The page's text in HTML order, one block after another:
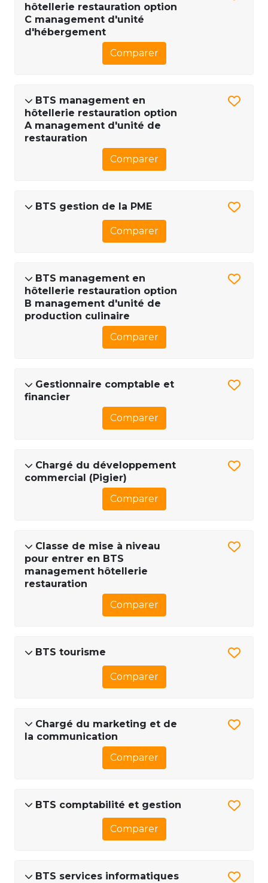
hôtellerie restauration option
C management d'unité
d'hébergement
Comparer
BTS management en
hôtellerie restauration option
A management d'unité de
restauration
Comparer
BTS gestion de la PME
Comparer
BTS management en
hôtellerie restauration option
B management d'unité de
production culinaire
Comparer
Gestionnaire comptable et
financier
Comparer
Chargé du développement
commercial (Pigier)
Comparer
Classe de mise à niveau
pour entrer en BTS
management hôtellerie
restauration
Comparer
BTS tourisme
Comparer
Chargé du marketing et de
la communication
Comparer
BTS comptabilité et gestion
Comparer
BTS services informatiques